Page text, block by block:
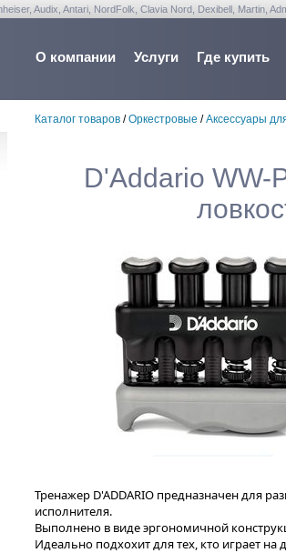
Audix, Antari, NordFolk, Clavia Nord, Dexibell, Martin,
О компании Услуги Где купить
Каталог товаров /Оркестровые /Аксессуары
D'Addario WW-
Тренажер D'ADDARIO предназначен для
исполнителя.
Выполнено в виде эргономичной
Идеально подхохит для тех, кто играет на